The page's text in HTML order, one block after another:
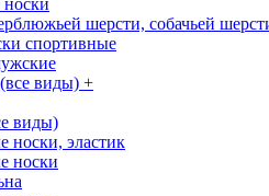
шерсти, собачьей
спортивные
виды) +
виды)
носки, эластик
носки